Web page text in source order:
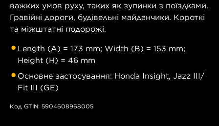
важких умов руху, таких як зупинки з поїздками.
Гравійні дороги, будівельні майданчики. Короткі
та міжштатні подорожі.
Length (A) = 173 mm; Width (B) = 153 mm;
Height (H) = 46 mm
Основне застосування: Honda Insight, Jazz III/
Fit III (GE)
Код GTIN: 5904608968005